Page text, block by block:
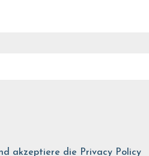
akzeptiere die Privacy Policy